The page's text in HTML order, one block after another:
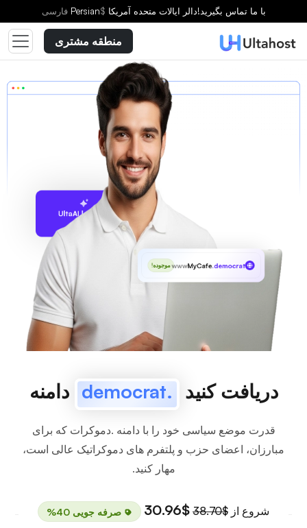
با ما تماس بگیرید!دالر ایالات متحده آمریکا $
Persian فارسى
منطقه مشتری
پیشنهاد با UltaAI
wwwMyCafe.democrat موجوده!
دریافت کنید .democrat دامنه
قدرت موضع سیاسی خود را با دامنه .دموکرات که برای
مبارزان، اعضای حزب و پلتفرم های دموکراتیک عالی است،
مهار کنید.
شروع از $38.70
$30.96 صرفه جویی 40%